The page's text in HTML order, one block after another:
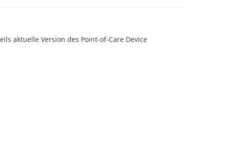
aktuelle Version des Point-of-Care Device